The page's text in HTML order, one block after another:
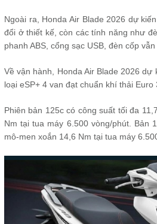
Ngoài ra, Honda Air Blade 2026 dự
đổi ở thiết kế, còn các tính năng như
phanh ABS, cổng sạc USB, đèn cốp
Về vận hành, Honda Air Blade 2026
loại eSP+ 4 van đạt chuẩn khí thải Euro
Phiên bản 125c có công suất tối đa
Nm tại tua máy 6.500 vòng/phút. Bản
mô-men xoắn 14,6 Nm tại tua máy